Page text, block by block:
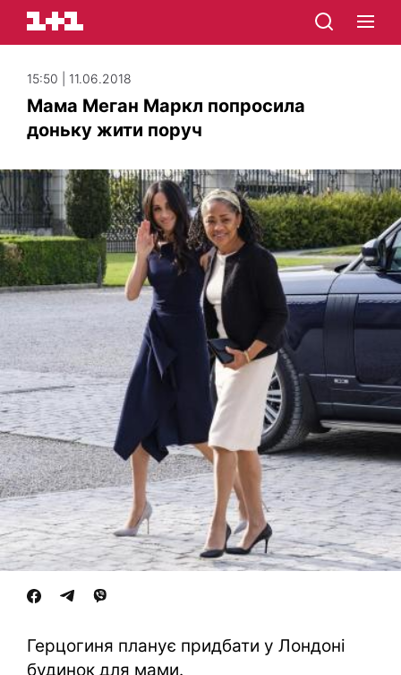
15:50 | 11.06.2018
Мама Меган Маркл попросила
доньку жити поруч
Герцогиня планує придбати у Лондоні
будинок для мами.